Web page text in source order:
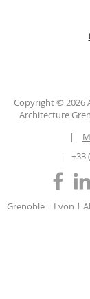
Copyright © 2026
Architecture
|
| +33
Grenoble | Lyon |